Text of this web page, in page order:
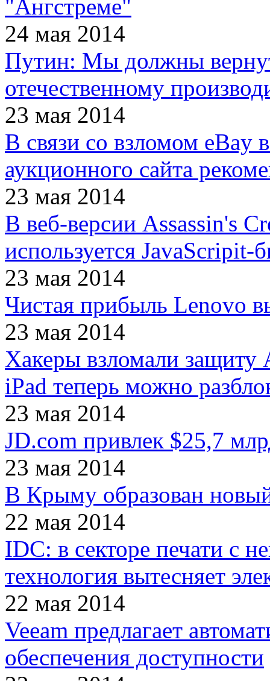
"Ангстреме"
24 мая 2014
Путин: Мы должны
отечественному
23 мая 2014
В связи со взломом eBay
аукционного сайта
23 мая 2014
В веб-версии Assassin's
используется JavaScripit-
23 мая 2014
Чистая прибыль Lenovo
23 мая 2014
Хакеры взломали
iPad теперь можно
23 мая 2014
JD.com привлек $25,7
23 мая 2014
В Крыму образован
22 мая 2014
IDC: в секторе печати с
технология вытесняет
22 мая 2014
Veeam предлагает
обеспечения доступности